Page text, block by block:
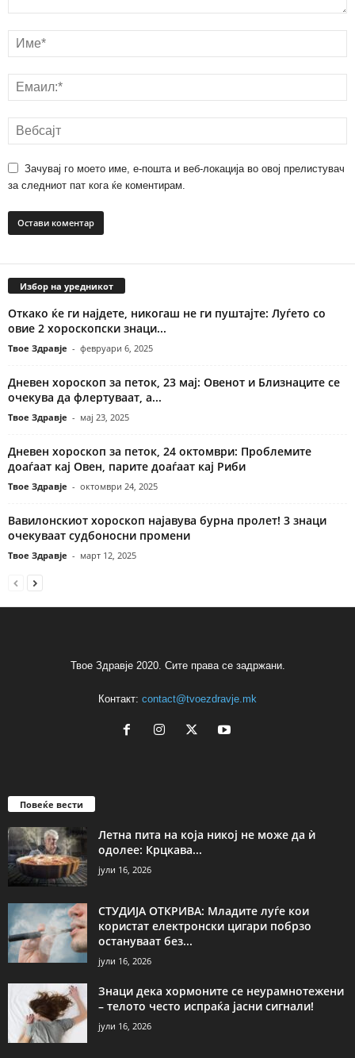
Зачувај го моето име, е-пошта и веб-локација во овој прелистувач
за следниот пат кога ќе коментирам.
Избор на уредникот
Откако ќе ги најдете, никогаш не ги пуштајте: Луѓето со
овие 2 хороскопски знаци...
Твое Здравје - февруари 6, 2025
Дневен хороскоп за петок, 23 мај: Овенот и Близнаците се
очекува да флертуваат, а...
Твое Здравје - мај 23, 2025
Дневен хороскоп за петок, 24 октомври: Проблемите
доаѓаат кај Овен, парите доаѓаат кај Риби
Твое Здравје - октомври 24, 2025
Вавилонскиот хороскоп најавува бурна пролет! 3 знаци
очекуваат судбоносни промени
Твое Здравје - март 12, 2025
Твое Здравје 2020. Сите права се задржани.
Контакт: contact@tvoezdravje.mk
Повеќе вести
Летна пита на која никој не може да ѝ
одолее: Крцкава...
јули 16, 2026
СТУДИЈА ОТКРИВА: Младите луѓе кои
користат електронски цигари побрзо
остануваат без...
јули 16, 2026
Знаци дека хормоните се неурамнотежени
– телото често испраќа јасни сигнали!
јули 16, 2026